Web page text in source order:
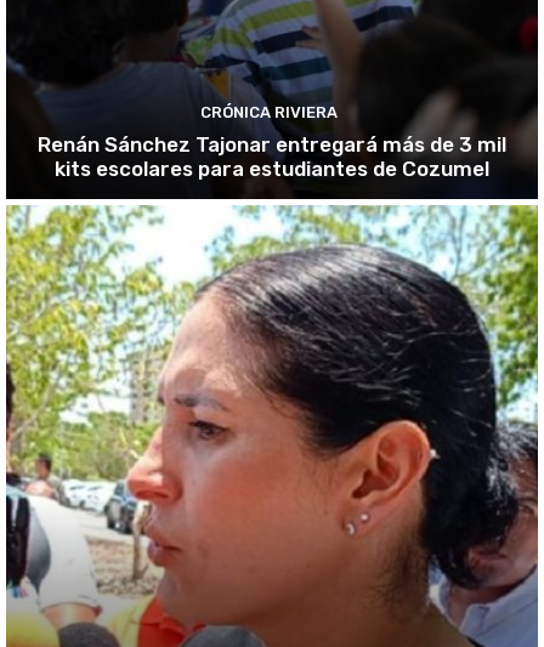
CRÓNICA RIVIERA
Renán Sánchez Tajonar entregará más de 3 mil
kits escolares para estudiantes de Cozumel